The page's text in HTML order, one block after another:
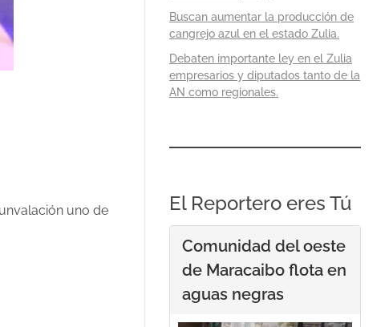
uno de
Buscan aumentar la producción de
cangrejo azul en el estado Zulia.
Debaten importante ley en el Zulia
empresarios y diputados tanto de la
AN como regionales.
El Reportero eres Tú
Comunidad del oeste
de Maracaibo flota en
aguas negras